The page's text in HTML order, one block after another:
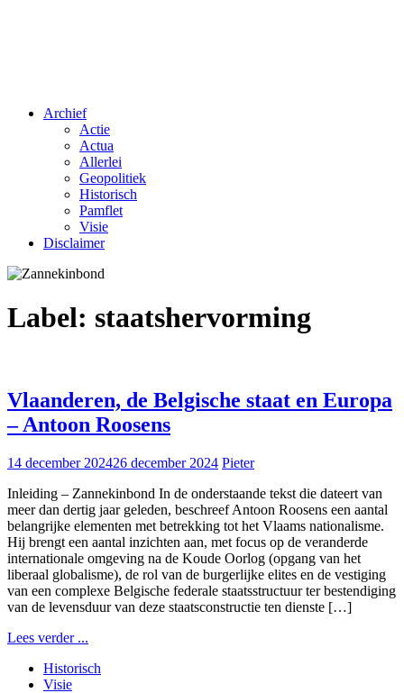
Archief
Actie
Actua
Allerlei
Geopolitiek
Historisch
Pamflet
Visie
Disclaimer
Label: staatshervorming
Vlaanderen, de Belgische staat en Europa
– Antoon Roosens
14 december 202426 december 2024 Pieter
Inleiding – Zannekinbond In de onderstaande tekst die dateert van
meer dan dertig jaar geleden, beschreef Antoon Roosens een aantal
belangrijke elementen met betrekking tot het Vlaams nationalisme.
Hij brengt een aantal inzichten aan, met focus op de veranderde
internationale omgeving na de Koude Oorlog (opgang van het
liberaal globalisme), de rol van de burgerlijke elites en de vestiging
van een complexe Belgische federale staatsstructuur ter bestendiging
van de levensduur van deze staatsconstructie ten dienste […]
Lees verder ...
Historisch
Visie